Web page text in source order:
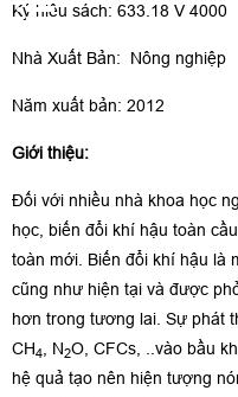
Ký hiệu sách: 633.18 V 4000
Nhà Xuất Bản: Nông nghiệp
Năm xuất bản: 2012
Giới thiệu:
Đối với nhiều nhà khoa học
học, biến đổi khí hậu toàn
toàn mới. Biến đổi khí hậu là
cũng như hiện tại và được
hơn trong tương lai. Sự phát
CH4 , N2O, CFCs, ..vào bầu
hệ quả tạo nên hiện tượng